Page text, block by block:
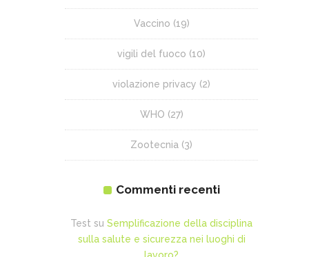
Vaccino (19)
vigili del fuoco (10)
violazione privacy (2)
WHO (27)
Zootecnia (3)
Commenti recenti
Test su Semplificazione della disciplina
sulla salute e sicurezza nei luoghi di